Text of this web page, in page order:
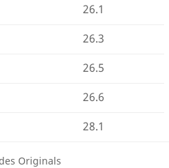
26.1
26.3
26.5
26.6
28.1
Originals